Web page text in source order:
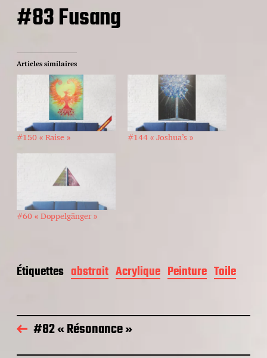
#83 Fusang
Articles similaires
#150 « Raise » #144 « Joshua’s »
#60 « Doppelgänger »
Étiquettes abstrait Acrylique Peinture Toile
#82 « Résonance »